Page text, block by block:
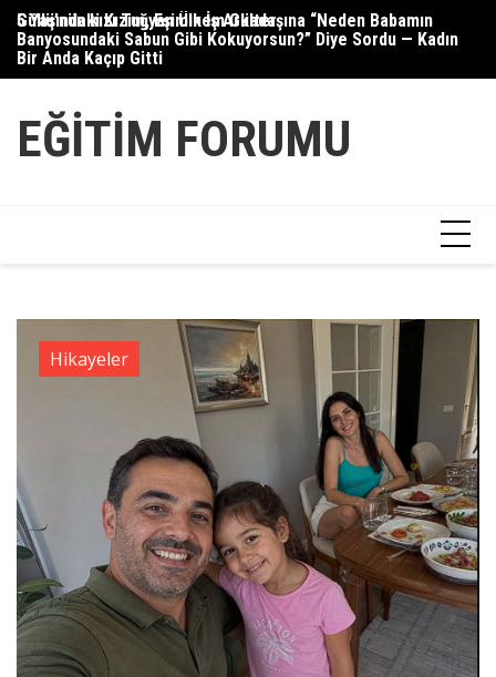
Skip
content
5 Yaşındaki Kızım, Eşimin İş Arkadaşına “Neden Babamın
Banyosundaki Sabun Gibi Kokuyorsun?” Diye Sordu — Kadın
Bir Anda Kaçıp Gitti
Güllü’nün kızı Tuğyan Ülkem Gülter
EĞITIM FORUMU
Hikayeler